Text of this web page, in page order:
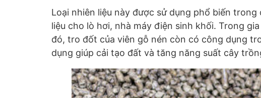
Loại nhiên liệu này được sử dụng phổ biến
liệu cho lò hơi, nhà máy điện sinh khối. Trong
đó, tro đốt của viên gỗ nén còn có công dụng
dụng giúp cải tạo đất và tăng năng suất cây